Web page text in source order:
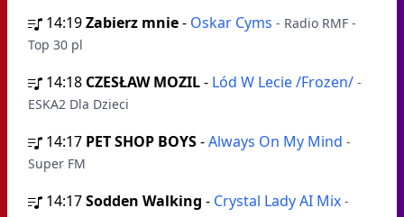
14:19Zabierz mnie- Oskar Cyms - Radio RMF -
Top 30 pl
14:18 CZESŁAW MOZIL- Lód W Lecie /Frozen/ -
ESKA2 Dla Dzieci
14:17 PET SHOP BOYS-Always On My Mind -
Super FM
14:17Sodden Walking - Crystal Lady AI Mix -